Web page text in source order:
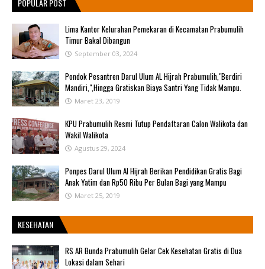
POPULAR POST
Lima Kantor Kelurahan Pemekaran di Kecamatan Prabumulih
Timur Bakal Dibangun
September 03, 2024
Pondok Pesantren Darul Ulum AL Hijrah Prabumulih,"Berdiri
Mandiri,",Hingga Gratiskan Biaya Santri Yang Tidak Mampu.
Maret 23, 2019
KPU Prabumulih Resmi Tutup Pendaftaran Calon Walikota dan
Wakil Walikota
Agustus 29, 2024
Ponpes Darul Ulum Al Hijrah Berikan Pendidikan Gratis Bagi
Anak Yatim dan Rp50 Ribu Per Bulan Bagi yang Mampu
Maret 25, 2019
KESEHATAN
RS AR Bunda Prabumulih Gelar Cek Kesehatan Gratis di Dua
Lokasi dalam Sehari